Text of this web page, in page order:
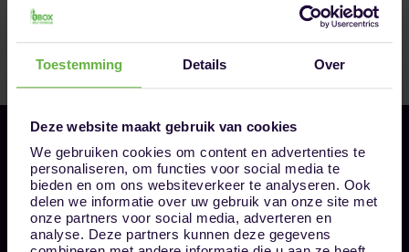
Toestemming Details Over
Deze website maakt gebruik van cookies
We gebruiken cookies om content en advertenties te
personaliseren, om functies voor social media te
bieden en om ons websiteverkeer te analyseren. Ook
delen we informatie over uw gebruik van onze site met
onze partners voor social media, adverteren en
analyse. Deze partners kunnen deze gegevens
behulpzaam,geduldig en aardig. Top sevice!
Bel ons op 085 - 0161611
info@1box.nl